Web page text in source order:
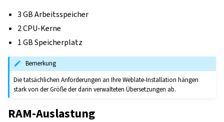
3 GB Arbeitsspeicher
2 CPU-Kerne
1 GB Speicherplatz
Bemerkung
Die tatsächlichen Anforderungen an Ihre Weblate-Installation hängen
stark von der Größe der darin verwalteten Übersetzungen ab.
RAM-Auslastung